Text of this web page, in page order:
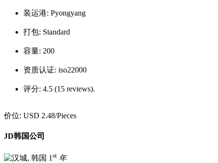
装运港: Pyongyang
打包: Standard
容量: 200
资质认证: iso22000
评分: 4.5 (15 reviews).
价位: USD 2.48/Pieces
JD韩国公司
1st 年